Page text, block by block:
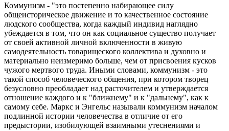
Коммунизм - "это постепенно набирающее силу
общеисторическое движение и то качественное состояние
людского сообщества, когда каждый индивид наглядно
убеждается в том, что он как социальное существо получает
от своей активной личной включенности в живую
самодеятельность товарищеского коллектива и духовно и
материально неизмеримо больше, чем от присвоения кусков
чужого мертвого труда. Иными словами, коммунизм - это
такой способ человеческого общения, при котором творец
безусловно преобладает над расточителем и утверждается
отношение каждого и к "ближнему" и к "дальнему", как к
самому себе. Маркс и Энгельс называли коммунизм началом
подлинной истории человечества в отличие от его
предыстории, изобилующей взаимными утеснениями и